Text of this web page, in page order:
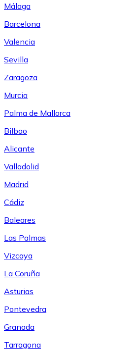
Málaga
Barcelona
Valencia
Sevilla
Zaragoza
Murcia
Palma de Mallorca
Bilbao
Alicante
Valladolid
Madrid
Cádiz
Baleares
Las Palmas
Vizcaya
La Coruña
Asturias
Pontevedra
Granada
Tarragona